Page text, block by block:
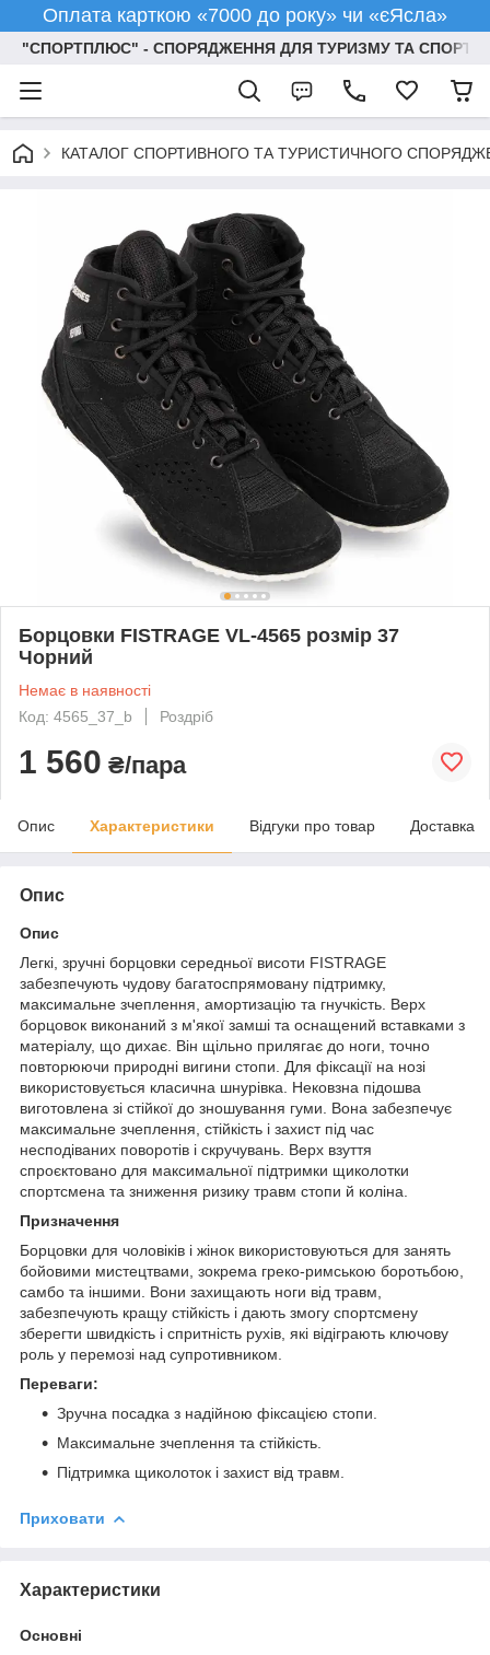
Оплата карткою «7000 до року» чи «єЯсла»
"СПОРТПЛЮС" - СПОРЯДЖЕННЯ ДЛЯ ТУРИЗМУ ТА СПОРТУ
КАТАЛОГ СПОРТИВНОГО ТА ТУРИСТИЧНОГО
Борцовки FISTRAGE VL-4565 розмір 37
Чорний
Немає в наявності
Код: 4565_37_b
Роздріб
1 560 ₴/пара
Опис Характеристики Відгуки про товар Доставка
Опис
Опис
Легкі, зручні борцовки середньої висоти FISTRAGE
забезпечують чудову багатоспрямовану підтримку,
максимальне зчеплення, амортизацію та гнучкість. Верх
борцовок виконаний з м'якої замші та оснащений вставками з
матеріалу, що дихає. Він щільно прилягає до ноги, точно
повторюючи природні вигини стопи. Для фіксації на нозі
використовується класична шнурівка. Нековзна підошва
виготовлена зі стійкої до зношування гуми. Вона забезпечує
максимальне зчеплення, стійкість і захист під час
несподіваних поворотів і скручувань. Верх взуття
спроєктовано для максимальної підтримки щиколотки
спортсмена та зниження ризику травм стопи й коліна.
Призначення
Борцовки для чоловіків і жінок використовуються для занять
бойовими мистецтвами, зокрема греко-римською боротьбою,
самбо та іншими. Вони захищають ноги від травм,
забезпечують кращу стійкість і дають змогу спортсмену
зберегти швидкість і спритність рухів, які відіграють ключову
роль у перемозі над супротивником.
Переваги:
Зручна посадка з надійною фіксацією стопи.
Максимальне зчеплення та стійкість.
Підтримка щиколоток і захист від травм.
Приховати
Характеристики
Основні